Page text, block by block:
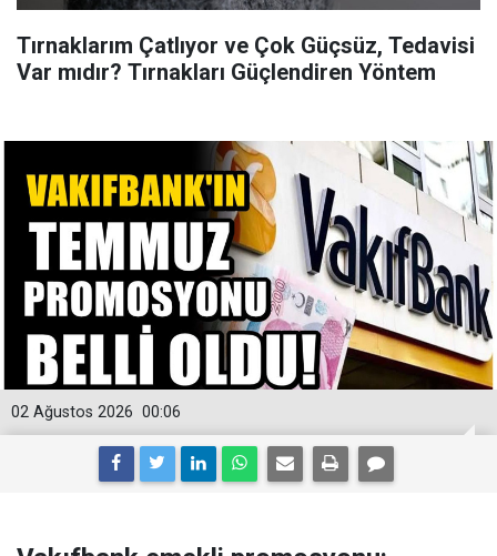
Tırnaklarım Çatlıyor ve Çok Güçsüz, Tedavisi
Var mıdır? Tırnakları Güçlendiren Yöntem
00:06
02 Ağustos 2026